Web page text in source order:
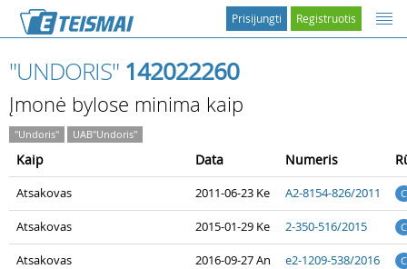
Registruotis
Prisijungti
"UNDORIS" 142022260
Įmonė bylose minima kaip
"Undoris" UAB"Undoris"
Kaip Data Numeris
Atsakovas 2011-06-23 Ke A2-8154-826/2011 C
Atsakovas 2015-01-29 Ke 2-350-516/2015 C
Atsakovas 2016-09-27 An e2-1209-538/2016 C